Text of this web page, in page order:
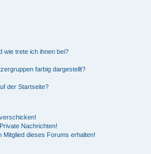
wie trete ich ihnen bei?
farbig dargestellt?
der Startseite?
Nachrichten!
Mitglied dieses Forums erhalten!